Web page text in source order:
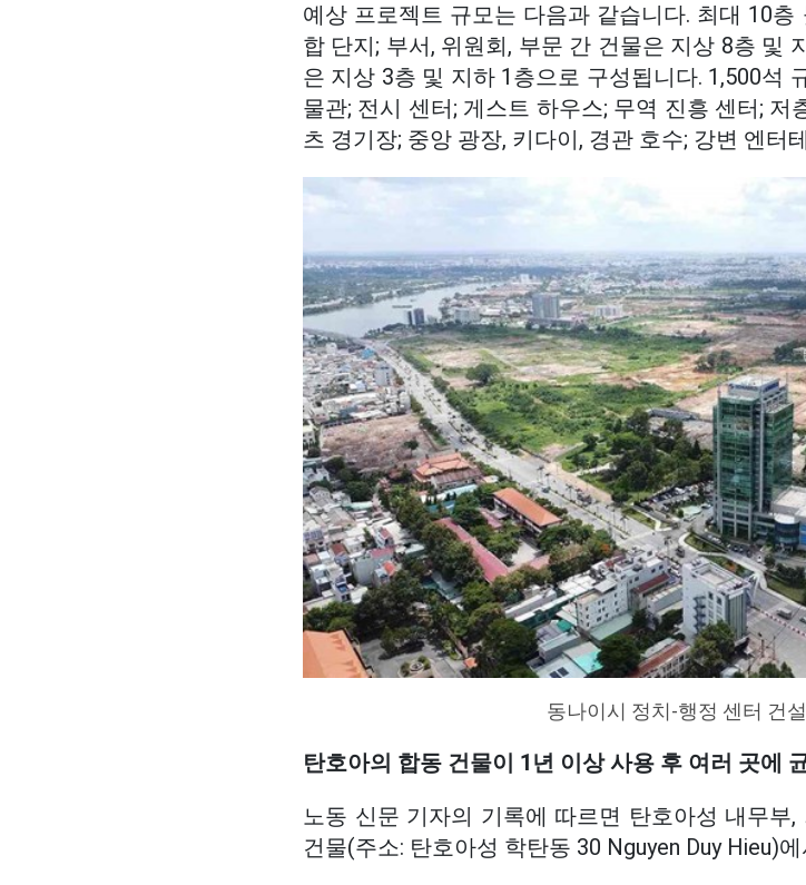
예상 프로젝트 규모는 다음과 같습니다. 최대 10
합 단지; 부서, 위원회, 부문 간 건물은 지상 8층 및
은 지상 3층 및 지하 1층으로 구성됩니다. 1,500석
물관; 전시 센터; 게스트 하우스; 무역 진흥 센터;
츠 경기장; 중앙 광장, 키다이, 경관 호수; 강변 엔터
동나이시 정치-행정 센터 건
탄호아의 합동 건물이 1년 이상 사용 후 여러 곳에
노동 신문 기자의 기록에 따르면 탄호아성 내무부
건물(주소: 탄호아성 학탄동 30 Nguyen Duy Hieu)